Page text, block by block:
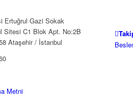
Ertuğrul Gazi Sokak
Sitesi C1 Blok Apt. No:2B
Ataşehir / İstanbul
Metni